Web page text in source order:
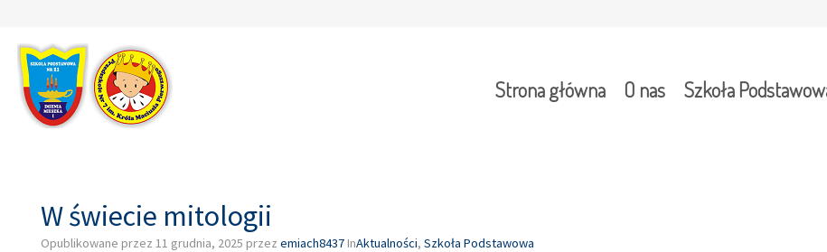
świecie
mitologii
Strona główna O nas Szkoła
W świecie mitologii
Opublikowane przez 11 grudnia, 2025 przez emiach8437 InAktualności, Szkoła Podstawowa